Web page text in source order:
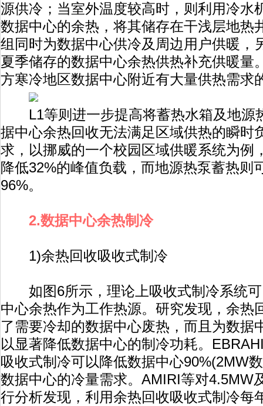
源供冷；当室外温度较高时，则利用冷水
数据中心的余热，将其储存在干浅层地热
组同时为数据中心供冷及周边用户供暖，
夏季储存的数据中心余热供热补充供暖量
方寒冷地区数据中心附近有大量供热需求
L1等则进一步提高将蓄热水箱及地源
据中心余热回收无法满足区域供热的瞬时
求，以挪威的一个校园区域供暖系统为例
降低32%的峰值负载，而地源热泵蓄热则
96%。
2.数据中心余热制冷
1)余热回收吸收式制冷
如图6所示，理论上吸收式制冷系统可
中心余热作为工作热源。研究发现，余热
了需要冷却的数据中心废热，而且为数据
以显著降低数据中心的制冷功耗。
吸收式制冷可以降低数据中心90%(2MW
数据中心的冷量需求。AMIRI等对4.5MW
行分析发现，利用余热回收吸收式制冷每